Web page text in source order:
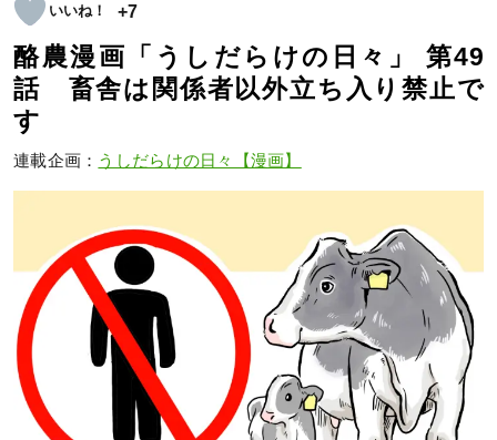
+7
酪農漫画「うしだらけの日々」 第49
話 畜舎は関係者以外立ち入り禁止で
す
連載企画： うしだらけの日々【漫画】